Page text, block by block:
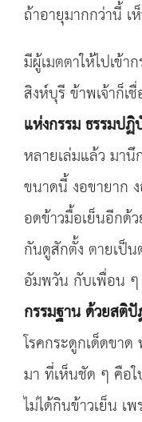
ถ้าอายุมากกว่านี้ เ
มีผู้เมตตาให้ไปเข้
สิงห์บุรี ข้าพเจ้าก็เ
แห่งกรรม ธรรมป
หลายเล่มแล้ว มานึ
ขนาดนี้ งอขายาก
อดข้าวมื้อเย็นอีกด้
กันดูสักตั้ง ตายเป็
อัมพวัน กับเพื่อน
กรรมฐาน ด้วยสติ
โรคกระดูกเด็ดขา
มา ที่เห็นชัด ๆ คือ
ไม่ได้กินข้าวเย็น